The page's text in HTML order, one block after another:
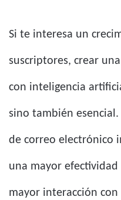
Si te interesa un
suscriptores, crear
con inteligencia
sino también
de correo electrónico
una mayor efectividad
mayor interacción